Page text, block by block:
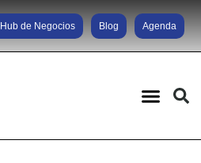
Hub de Negocios Blog Agenda